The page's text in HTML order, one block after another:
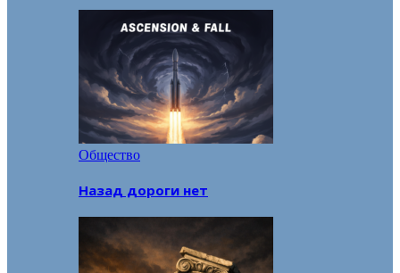
Общество
Назад дороги нет